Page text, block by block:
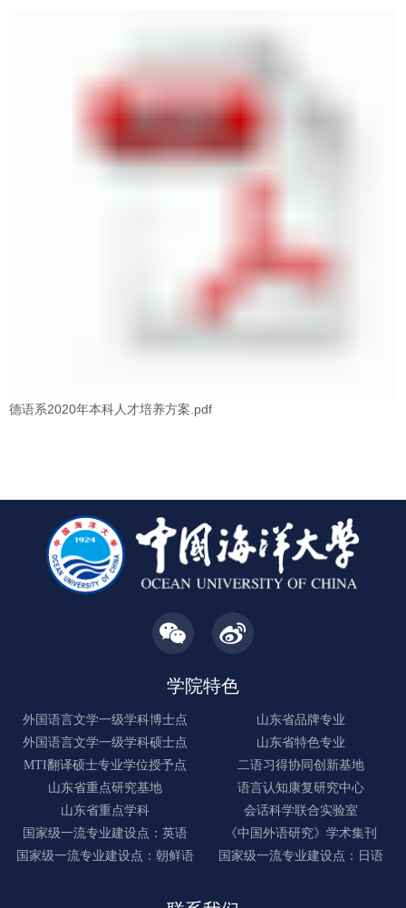
德语系2020年本科人才培养方案.pdf
学院特色
外国语言文学一级学科博士点
山东省品牌专业
外国语言文学一级学科硕士点
山东省特色专业
MTI翻译硕士专业学位授予点
二语习得协同创新基地
山东省重点研究基地
语言认知康复研究中心
山东省重点学科
会话科学联合实验室
国家级一流专业建设点：英语
《中国外语研究》学术集刊
国家级一流专业建设点：朝鲜语
国家级一流专业建设点：日语